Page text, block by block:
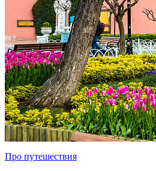
Про путешествия